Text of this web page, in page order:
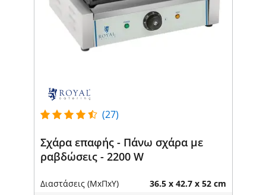
(27)
Σχάρα επαφής - Πάνω σχάρα με
ραβδώσεις - 2200 W
Διαστάσεις (ΜxΠxΥ) 36.5 x 42.7 x 52 cm